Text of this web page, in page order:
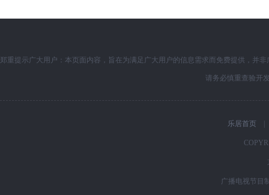
郑重提示广大用户：本页面内容，旨在为满足广大用户的信息需求而免费提供，并
请务必慎重查验开
乐居首页
广播电视节目